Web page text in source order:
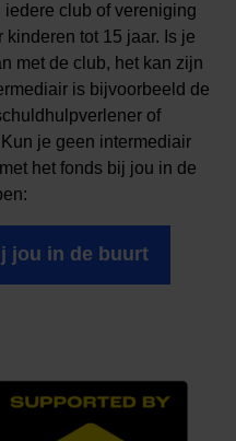
club of vereniging
tot 15 jaar. Is je
met de club, het kan zijn
is bijvoorbeeld de
of
je geen intermediair
het fonds bij jou in de
jou in de buurt